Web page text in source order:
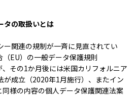
タの取扱いとは
ー関連の規制が一斉に見直されてい
EU）の一般データ保護規則
、その1か月後には米国カリフォルニア
が成立（2020年1月施行）、またイン
同様の内容の個人データ保護関連法案